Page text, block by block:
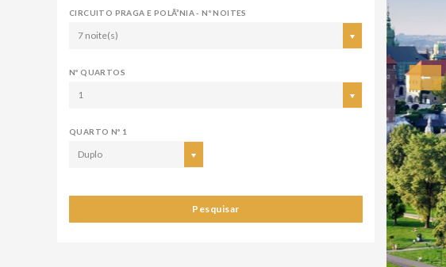
CIRCUITO PRAGA E POLÃ³NIA - Nº NOITES
7 noite(s)
Nº QUARTOS
1
QUARTO Nº 1
Duplo
Pesquisar